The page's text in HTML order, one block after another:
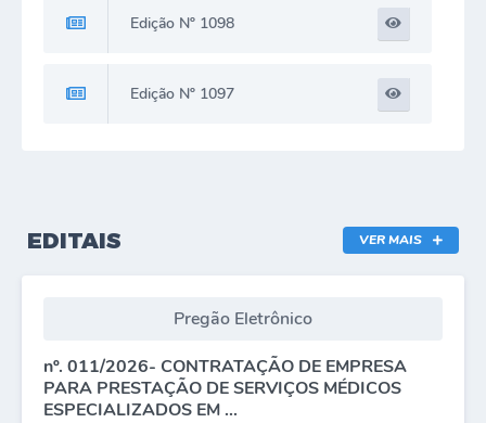
Edição Nº 1098
Edição Nº 1097
EDITAIS VER MAIS
Pregão Eletrônico
nº. 011/2026- CONTRATAÇÃO DE EMPRESA
PARA PRESTAÇÃO DE SERVIÇOS MÉDICOS
ESPECIALIZADOS EM ...